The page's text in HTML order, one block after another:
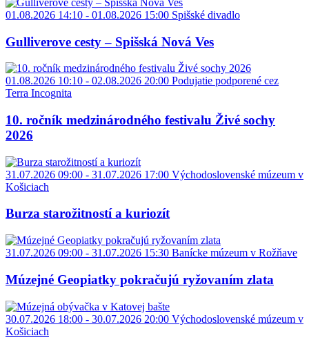
01.08.2026 14:10 - 01.08.2026 15:00 Spišské divadlo
Gulliverove cesty – Spišská Nová Ves
01.08.2026 10:10 - 02.08.2026 20:00 Podujatie podporené cez
Terra Incognita
10. ročník medzinárodného festivalu Živé sochy
2026
31.07.2026 09:00 - 31.07.2026 17:00 Východoslovenské múzeum v
Košiciach
Burza starožitností a kuriozít
31.07.2026 09:00 - 31.07.2026 15:30 Banícke múzeum v Rožňave
Múzejné Geopiatky pokračujú ryžovaním zlata
30.07.2026 18:00 - 30.07.2026 20:00 Východoslovenské múzeum v
Košiciach